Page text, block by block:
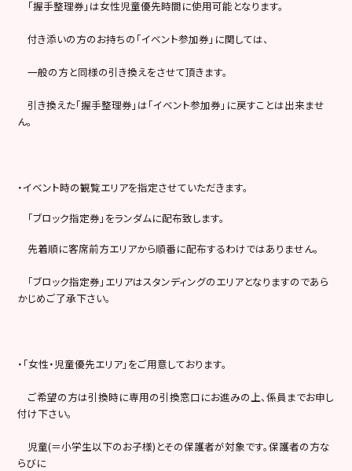
「握手整理券」は女性児童優先時間に使用可能となります。
付き添いの方のお持ちの「イベント参加券」に関しては、
一般の方と同様の引き換えをさせて頂きます。
引き換えた「握手整理券」は「イベント参加券」に戻すことは出来ませ
ん。
・イベント時の観覧エリアを指定させていただきます。
「ブロック指定券」をランダムに配布致します。
先着順に客席前方エリアから順番に配布するわけではありません。
「ブロック指定券」エリアはスタンディングのエリアとなりますのであら
かじめご了承下さい。
・「女性・児童優先エリア」をご用意しております。
ご希望の方は引換時に専用の引換窓口にお進みの上、係員までお申し
付け下さい。
児童(＝小学生以下のお子様)とその保護者が対象です。保護者の方な
らびに